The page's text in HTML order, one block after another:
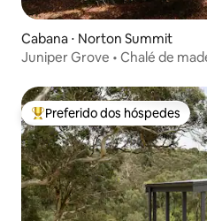
Cabana ⋅ Norton Summit
Juniper Grove • Chalé de
Entre os melhores preferidos
Preferido dos hóspedes